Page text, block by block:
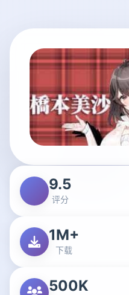
9.5
评分
1M+
下载
500K